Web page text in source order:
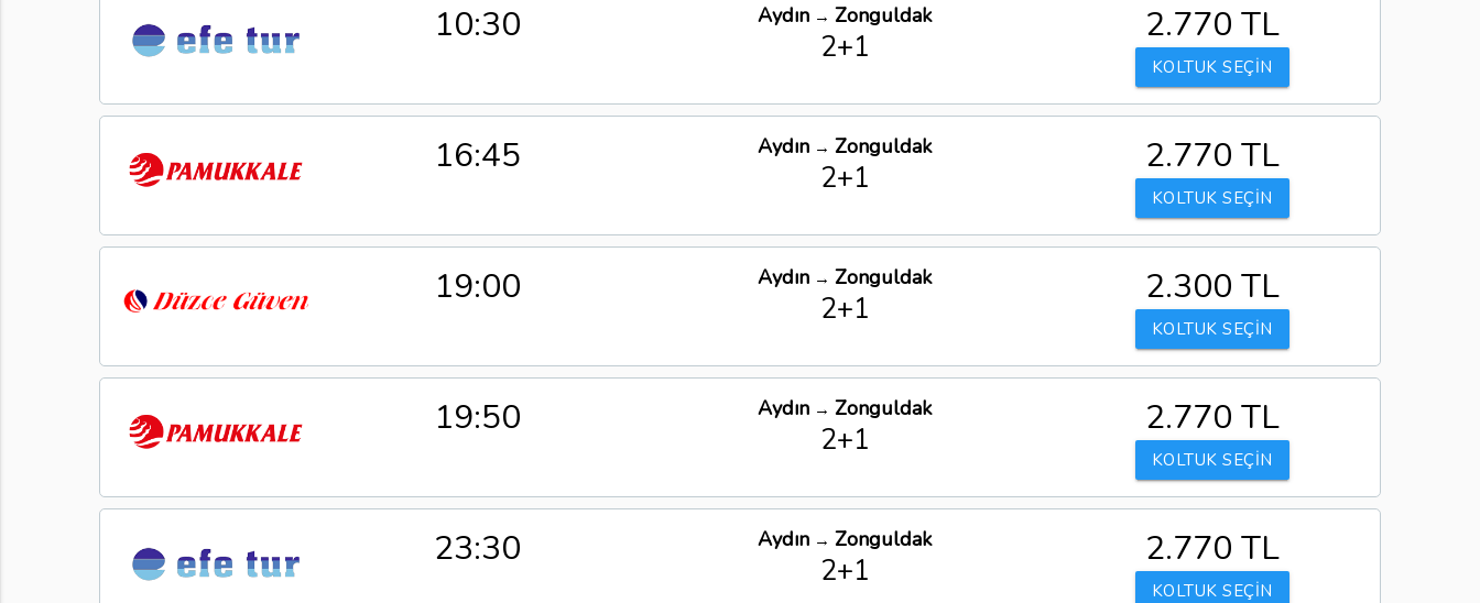
10:30 Aydın →Zonguldak
2+1 2.770 TL
KOLTUK SEÇİN
16:45 Aydın →Zonguldak
2+1 2.770 TL
KOLTUK SEÇİN
19:00 Aydın →Zonguldak
2+1 2.300 TL
KOLTUK SEÇİN
19:50 Aydın →Zonguldak
2+1 2.770 TL
KOLTUK SEÇİN
23:30 Aydın →Zonguldak
2+1 2.770 TL
KOLTUK SEÇİN